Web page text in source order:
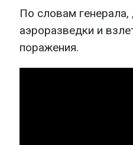
По словам
аэроразведки и
поражения.